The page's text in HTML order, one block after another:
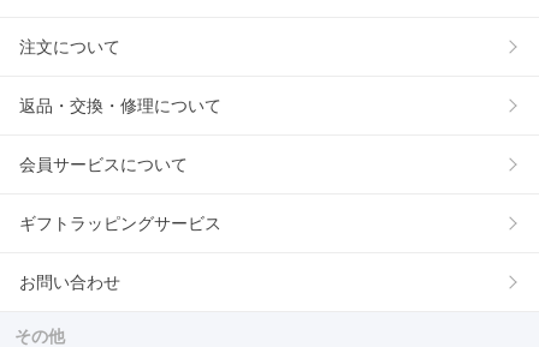
注文について
返品・交換・修理について
会員サービスについて
ギフトラッピングサービス
お問い合わせ
その他